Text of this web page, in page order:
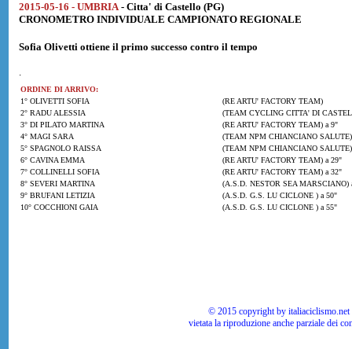
2015-05-16 - UMBRIA - Citta' di Castello (PG)
CRONOMETRO INDIVIDUALE CAMPIONATO REGIONALE
Sofia Olivetti ottiene il primo successo contro il tempo
.
ORDINE DI ARRIVO:
1° OLIVETTI SOFIA
(RE ARTU' FACTORY TEAM)
2° RADU ALESSIA
(TEAM CYCLING CITTA' DI
3° DI PILATO MARTINA
(RE ARTU' FACTORY TEAM) a 9"
4° MAGI SARA
(TEAM NPM CHIANCIANO
5° SPAGNOLO RAISSA
(TEAM NPM CHIANCIANO
6° CAVINA EMMA
(RE ARTU' FACTORY TEAM) a 29"
7° COLLINELLI SOFIA
(RE ARTU' FACTORY TEAM) a 32"
8° SEVERI MARTINA
(A.S.D. NESTOR SEA MARSCIANO)
9° BRUFANI LETIZIA
(A.S.D. G.S. LU CICLONE ) a 50"
10° COCCHIONI GAIA
(A.S.D. G.S. LU CICLONE ) a 55"
© 2015 copyright by
vietata la riproduzione anche parziale dei